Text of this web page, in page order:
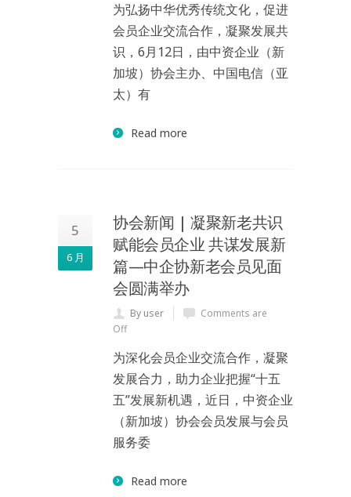
为弘扬中华优秀传统文化，促进
会员企业交流合作，凝聚发展共
识，6月12日，由中资企业（新
加坡）协会主办、中国电信（亚
太）有
Read more
5
6 月
协会新闻 | 凝聚新老共识
赋能会员企业 共谋发展新
篇—中企协新老会员见面
会圆满举办
By user
Comments are
Off
为深化会员企业交流合作，凝聚
发展合力，助力企业把握“十五
五”发展新机遇，近日，中资企业
（新加坡）协会会员发展与会员
服务委
Read more